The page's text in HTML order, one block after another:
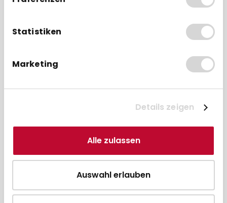
Statistiken
Marketing
Details zeigen
Alle zulassen
Auswahl erlauben
CCV (Concardis) Base Next - PAX
Halterung von SpacePole®
Zum Vergleich hinzufügen